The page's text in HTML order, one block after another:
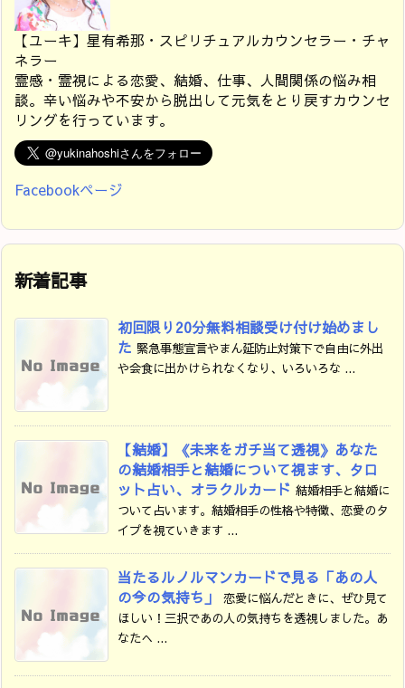
【ユーキ】星有希那・スピリチュアルカウンセラー・チャ
ネラー
霊感・霊視による恋愛、結婚、仕事、人間関係の悩み相
談。辛い悩みや不安から脱出して元気をとり戻すカウンセ
リングを行っています。
Facebookページ
新着記事
初回限り20分無料相談受け付け始めまし
た 緊急事態宣言やまん延防止対策下で自由に外出
や会食に出かけられなくなり、いろいろな ...
【結婚】《未来をガチ当て透視》あなた
の結婚相手と結婚について視ます、タロ
ット占い、オラクルカード 結婚相手と結婚に
ついて占います。結婚相手の性格や特徴、恋愛のタ
イプを視ていきます ...
当たるルノルマンカードで見る「あの人
の今の気持ち」
恋愛に悩んだときに、ぜひ見て
ほしい！三択であの人の気持ちを透視しました。あ
なたへ ...